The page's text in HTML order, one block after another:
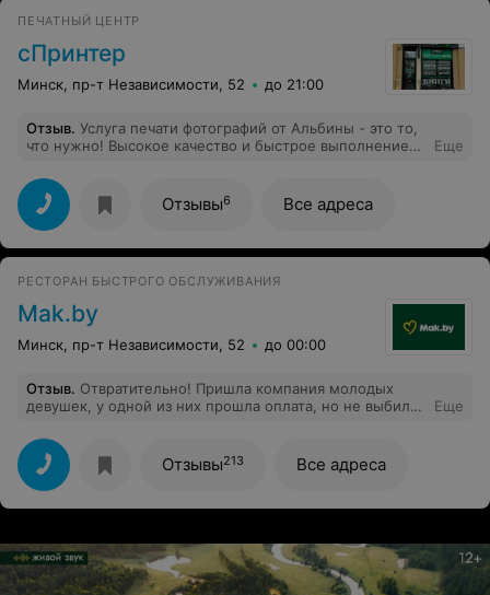
следующий раз будем пользоваться исключительно
услугами Ирины, и надеемся, что Coral Travel поможет
нам увидеть больше прекрасных и чудных уголков
нашей Земли. Огромное Вам спасибо!
ПЕЧАТНЫЙ ЦЕНТР
сПринтер
Минск, пр-т Независимости, 52 до 21:00
Отзыв. Услуга печати фотографий от Альбины - это то,
что нужно! Высокое качество и быстрое выполнение
Еще
Отзывы6 Все адреса
РЕСТОРАН БЫСТРОГО ОБСЛУЖИВАНИЯ
Mak.by
Минск, пр-т Независимости, 52 до 00:00
Отзыв. Отвратительно! Пришла компания молодых
девушек, у одной из них прошла оплата, но не выбился
проблемы с терминалом. ничего не вернулось, была
показана выписка с банковского счета. Заказ не
отдали. Отношение к клиентам - полный отстой!
Еще
Отзывы213 Все адреса